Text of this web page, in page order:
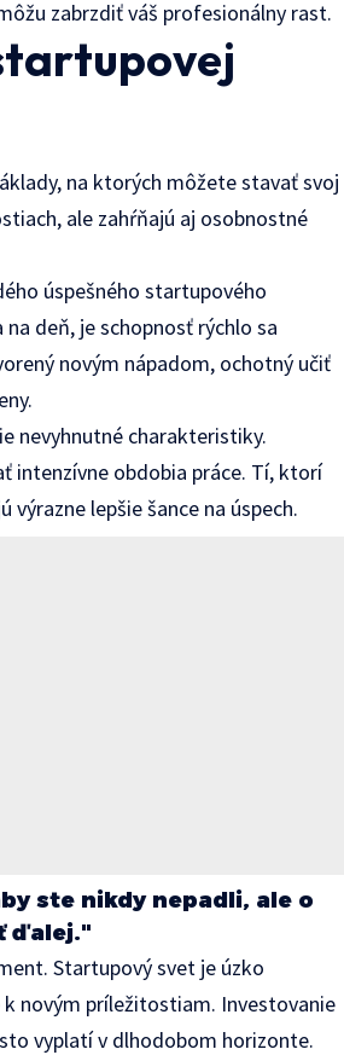
zabrzdiť váš profesionálny rast.
na ktorých môžete stavať svoj
ale zahŕňajú aj osobnostné
úspešného startupového
deň, je schopnosť rýchlo sa
novým nápadom, ochotný učiť
nevyhnutné charakteristiky.
intenzívne obdobia práce. Tí, ktorí
lepšie šance na úspech.
ste nikdy nepadli, ale o
ďalej."
Startupový svet je úzko
novým príležitostiam. Investovanie
vyplatí v dlhodobom horizonte.